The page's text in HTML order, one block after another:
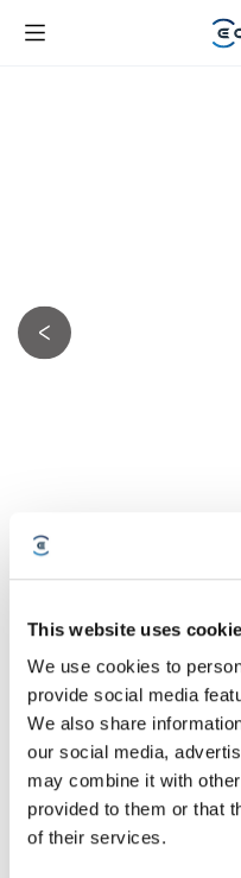
This website uses
We use cookies to
provide social media
We also share
our social media,
may combine it with
provided to them or that
of their services.
Solution de
Compatible avec DEEBOT X1
Numéro de modèle
Solution de
nettoyage DEEBOT
(110 ml) pour les
familles X1/X1e/T10